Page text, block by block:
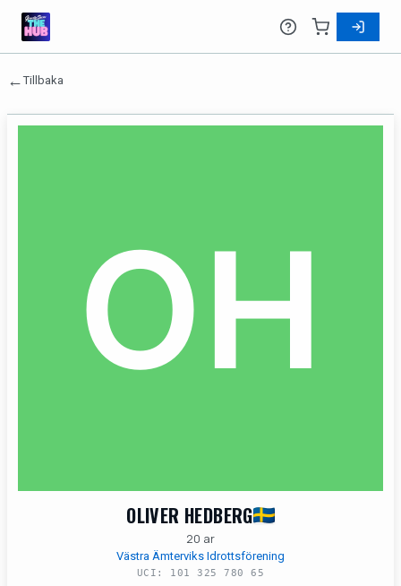
←Tillbaka
OLIVER HEDBERG
20 ar
Västra Ämterviks Idrottsförening
UCI: 101 325 780 65